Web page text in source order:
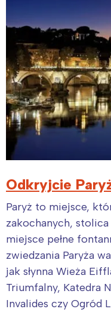
Odkryjcie
Paryż to miejsce,
zakochanych,
miejsce pełne
zwiedzania Paryża
jak słynna Wieża
Triumfalny, Katedra
Invalides czy Ogród